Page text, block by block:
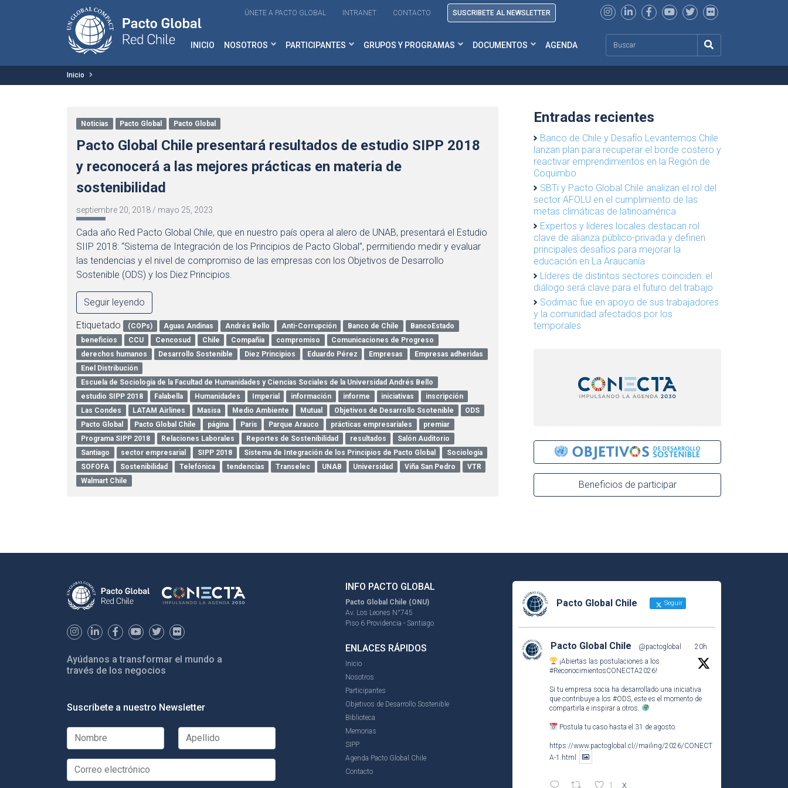
ÚNETE A PACTO GLOBAL INTRANET CONTACTO SUSCRIBETE AL NEWSLETTER
INICIO NOSOTROS PARTICIPANTES GRUPOS Y PROGRAMAS DOCUMENTOS AGENDA
Inicio
Noticias Pacto Global Pacto Global
Pacto Global Chile presentará resultados de estudio SIPP 2018
y reconocerá a las mejores prácticas en materia de
sostenibilidad
septiembre 20, 2018 / mayo 25, 2023
Cada año Red Pacto Global Chile, que en nuestro país opera al alero de UNAB, presentará el Estudio
SIIP 2018: “Sistema de Integración de los Principios de Pacto Global”, permitiendo medir y evaluar
las tendencias y el nivel de compromiso de las empresas con los Objetivos de Desarrollo
Sostenible (ODS) y los Diez Principios.
Seguir leyendo
Etiquetado (COPs) Aguas Andinas Andrés Bello Anti-Corrupción Banco de Chile
BancoEstado
beneficios
CCU Cencosud Chile Compañia compromiso
Comunicaciones de Progreso
derechos humanos
Desarrollo Sostenible Diez Principios Eduardo Pérez Empresas
Empresas adheridas
Enel Distribución
Escuela de Sociología de la Facultad de Humanidades y Ciencias Sociales de la Universidad Andrés Bello
estudio SIPP 2018
Falabella Humanidades Imperial información informe iniciativas
inscripción
Las Condes
LATAM Airlines Masisa Medio Ambiente Mutual Objetivos de Desarrollo Ssotenible
ODS
Pacto Global
Pacto Global Chile página Paris Parque Arauco prácticas empresariales
premiar
Programa SIPP 2018
Relaciones Laborales Reportes de Sostenibilidad resultados
Salón Auditorio
Santiago
sector empresarial SIPP 2018 Sistema de Integración de los Principios de Pacto Global
Sociología
SOFOFA
Sostenibilidad Telefónica tendencias Transelec UNAB Universidad Viña San Pedro
VTR
Walmart Chile
Entradas recientes
Banco de Chile y Desafío Levantemos Chile
lanzan plan para recuperar el borde costero y
reactivar emprendimientos en la Región de
Coquimbo
SBTi y Pacto Global Chile analizan el rol del
sector AFOLU en el cumplimiento de las
metas climáticas de latinoamérica
Expertos y líderes locales destacan rol
clave de alianza público-privada y definen
principales desafíos para mejorar la
educación en La Araucanía
Líderes de distintos sectores coinciden: el
diálogo será clave para el futuro del trabajo
Sodimac fue en apoyo de sus trabajadores
y la comunidad afectados por los
temporales
Beneficios de participar
Ayúdanos a transformar el mundo a
través de los negocios
Suscríbete a nuestro Newsletter
INFO PACTO GLOBAL
Pacto Global Chile (ONU)
Av. Los Leones N°745
Piso 6 Providencia - Santiago
ENLACES RÁPIDOS
Inicio
Nosotros
Participantes
Objetivos de Desarrollo Sostenible
Biblioteca
Memorias
SIPP
Agenda Pacto Global Chile
Contacto
Pacto Global Chile Seguir
Pacto Global Chile @pactoglobal ·
20h
¡Abiertas las postulaciones a los
#ReconocimientosCONECTA2026!
Si tu empresa socia ha desarrollado una iniciativa
que contribuye a los #ODS, este es el momento de
compartirla e inspirar a otros.
Postula tu caso hasta el 31 de agosto.
https://www.pactoglobal.cl//mailing/2026/CONECT
A-1.html
1 X